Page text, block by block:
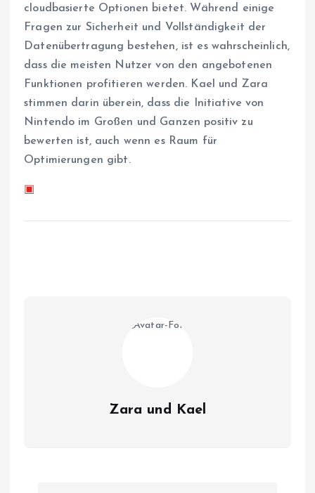
cloudbasierte Optionen bietet. Während einige
Fragen zur Sicherheit und Vollständigkeit der
Datenübertragung bestehen, ist es wahrscheinlich,
dass die meisten Nutzer von den angebotenen
Funktionen profitieren werden. Kael und Zara
stimmen darin überein, dass die Initiative von
Nintendo im Großen und Ganzen positiv zu
bewerten ist, auch wenn es Raum für
Optimierungen gibt.
▣
Zara und Kael